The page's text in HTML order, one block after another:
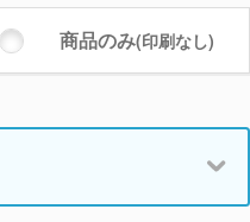
商品のみ(印刷なし)